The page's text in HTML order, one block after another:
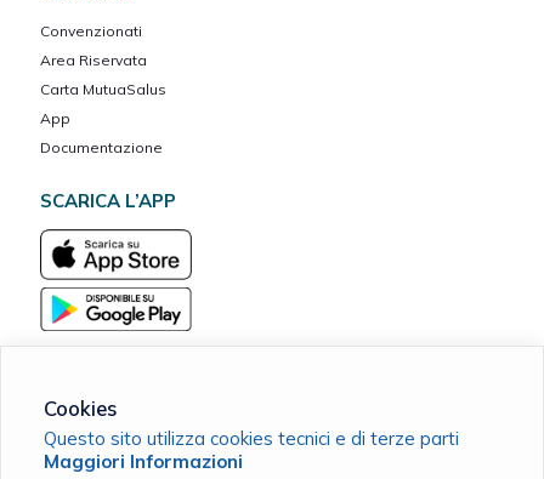
Convenzionati
Area Riservata
Carta MutuaSalus
App
Documentazione
SCARICA L’APP
MarcheVita ETS Cassa Mutua del Banco Marchigiano
C.F. 90038420411 |Cookie Policy
Cookies
Questo sito utilizza cookies tecnici e di terze parti
Maggiori Informazioni